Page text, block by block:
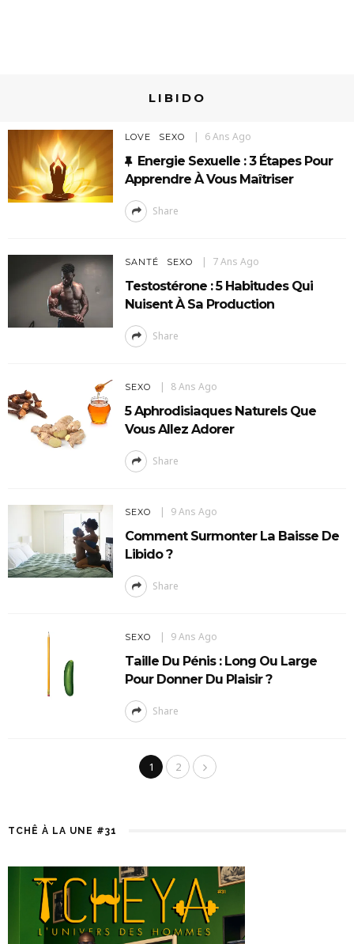
LIBIDO
LOVE SEXO 6 Ans Ago
Energie Sexuelle : 3 Étapes Pour
Apprendre À Vous Maîtriser
Share
SANTÉ SEXO 7 Ans Ago
Testostérone : 5 Habitudes Qui
Nuisent À Sa Production
Share
SEXO 8 Ans Ago
5 Aphrodisiaques Naturels Que
Vous Allez Adorer
Share
SEXO 9 Ans Ago
Comment Surmonter La Baisse De
Libido ?
Share
SEXO 9 Ans Ago
Taille Du Pénis : Long Ou Large
Pour Donner Du Plaisir ?
Share
1 2
TCHÊ À LA UNE #31